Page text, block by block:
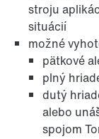
Darca
stroju
situácií
možné
pätkové
plný
dutý
alebo
spojom